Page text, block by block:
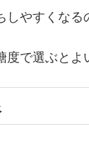
やすくなる
で選ぶとよ